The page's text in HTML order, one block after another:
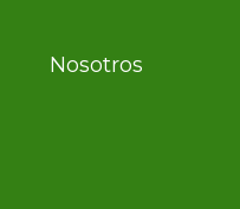
Nosotros